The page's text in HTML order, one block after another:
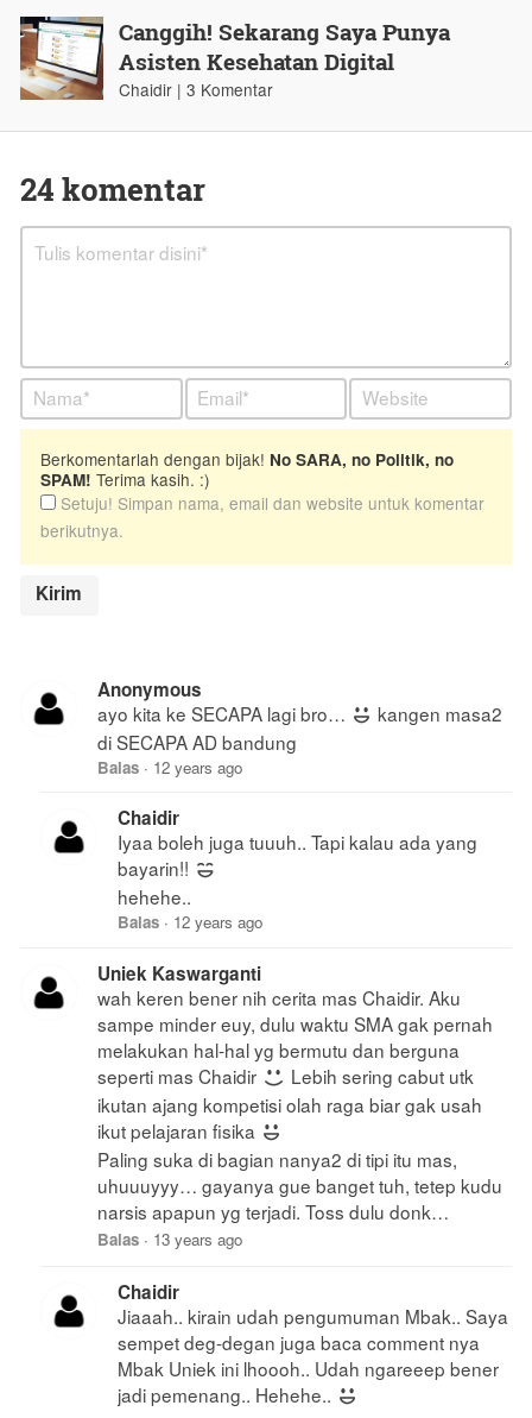
Canggih! Sekarang Saya Punya
Asisten Kesehatan Digital
Chaidir | 3 Komentar
24 komentar
Berkomentarlah dengan bijak! No SARA, no Politik, no
SPAM! Terima kasih. :)
Setuju! Simpan nama, email dan website untuk komentar
berikutnya.
Anonymous
ayo kita ke SECAPA lagi bro…
kangen masa2
di SECAPA AD bandung
Balas · 12 years ago
Chaidir
Iyaa boleh juga tuuuh.. Tapi kalau ada yang
bayarin!!
hehehe..
Balas · 12 years ago
Uniek Kaswarganti
wah keren bener nih cerita mas Chaidir. Aku
sampe minder euy, dulu waktu SMA gak pernah
melakukan hal-hal yg bermutu dan berguna
seperti mas Chaidir
Lebih sering cabut utk
ikutan ajang kompetisi olah raga biar gak usah
ikut pelajaran fisika
Paling suka di bagian nanya2 di tipi itu mas,
uhuuuyyy… gayanya gue banget tuh, tetep kudu
narsis apapun yg terjadi. Toss dulu donk…
Balas · 13 years ago
Chaidir
Jiaaah.. kirain udah pengumuman Mbak.. Saya
sempet deg-degan juga baca comment nya
Mbak Uniek ini lhoooh.. Udah ngareeep bener
jadi pemenang.. Hehehe..